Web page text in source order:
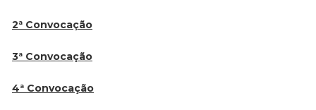
2ª Convocação
3ª Convocação
4ª Convocação